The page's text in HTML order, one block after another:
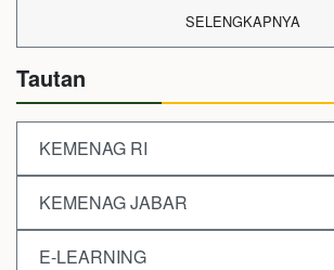
SELENGKAPNYA
Tautan
KEMENAG RI
KEMENAG JABAR
E-LEARNING